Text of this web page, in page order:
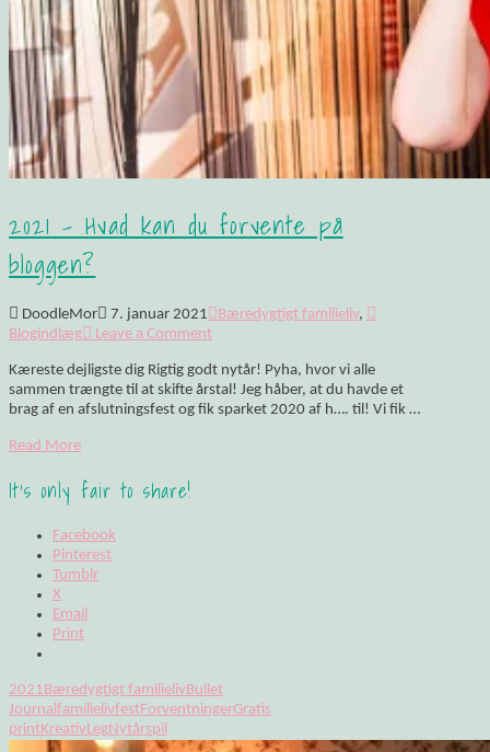
2021 – Hvad kan du forvente på
bloggen?
DoodleMor 7. januar 2021 Bæredygtigt familieliv,
Blogindlæg
Leave a Comment
Kæreste dejligste dig Rigtig godt nytår! Pyha, hvor vi alle
sammen trængte til at skifte årstal! Jeg håber, at du havde et
brag af en afslutningsfest og fik sparket 2020 af h…. til! Vi fik …
Read More
It's only fair to share!
Facebook
Pinterest
Tumblr
X
Email
Print
2021Bæredygtigt familielivBullet
Journal familielivfestForventningerGratis
printKreativLegNytårspil